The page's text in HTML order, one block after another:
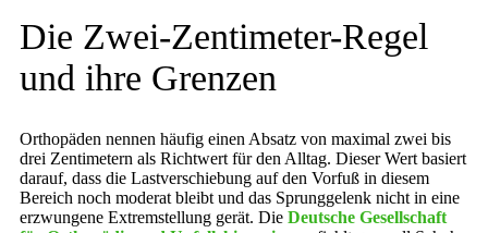
Die Zwei-Zentimeter-Regel
und ihre Grenzen
Orthopäden nennen häufig einen Absatz von maximal zwei bis
drei Zentimetern als Richtwert für den Alltag. Dieser Wert basiert
darauf, dass die Lastverschiebung auf den Vorfuß in diesem
Bereich noch moderat bleibt und das Sprunggelenk nicht in eine
erzwungene Extremstellung gerät. Die Deutsche Gesellschaft